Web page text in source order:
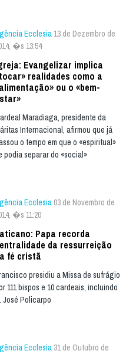
Ecclesia 13 de Dezembro de
�s 13:54
Evangelizar implica
realidades como a
ou o «bem-
Maradiaga, presidente da
Internacional, afirmou que já
o tempo em que o «espiritual»
podia separar do «social»
Ecclesia 03 de Novembro de
�s 11:20
Papa recorda
da ressurreição
fé cristã
presidiu a Missa de sufrágio
111 bispos e 10 cardeais, incluindo
José Policarpo
Ecclesia 31 de Outubro de